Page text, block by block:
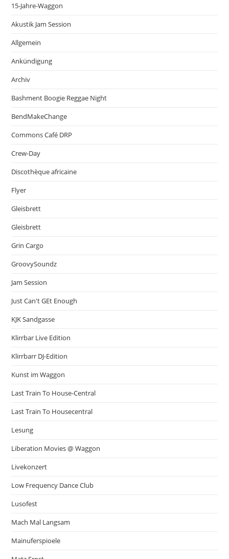
15-Jahre-Waggon
Akustik Jam Session
Allgemein
Ankündigung
Archiv
Bashment Boogie Reggae Night
BendMakeChange
Commons Café DRP
Crew-Day
Discothèque africaine
Flyer
Gleisbrett
Gleisbrett
Grin Cargo
GroovySoundz
Jam Session
Just Can't GEt Enough
KJK Sandgasse
Klirrbar Live Edition
Klirrbarr DJ-Edition
Kunst im Waggon
Last Train To House-Central
Last Train To Housecentral
Lesung
Liberation Movies @ Waggon
Livekonzert
Low Frequency Dance Club
Lusofest
Mach Mal Langsam
Mainuferspioele